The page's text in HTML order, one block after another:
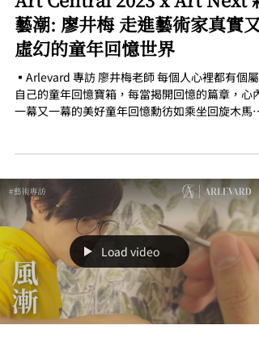
藝潮: 廖井梅 走進藝術家真實又
虛幻的童年回憶世界
▪Arlevard 專訪 廖井梅老師 每個人心裡都有個屬
自己的童年回憶寶箱，每當揭開回憶的篇章，心內
一幕又一幕的美好童年回憶勳彷如乘坐回旋木馬，
Load video